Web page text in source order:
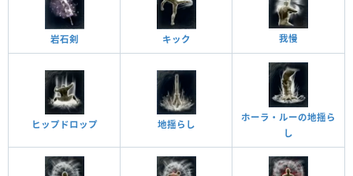
岩石剣 キック 我慢
ヒップドロップ 地揺らし
ホーラ・ルーの地揺ら
し